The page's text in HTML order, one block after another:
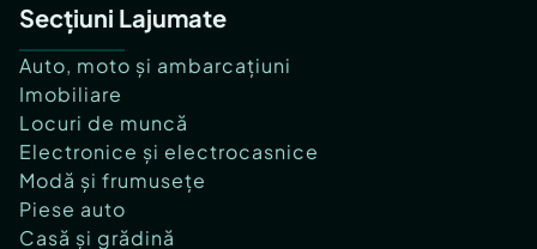
Secțiuni Lajumate
Auto, moto și ambarcațiuni
Imobiliare
Locuri de muncă
Electronice și electrocasnice
Modă și frumusețe
Piese auto
Casă și grădină